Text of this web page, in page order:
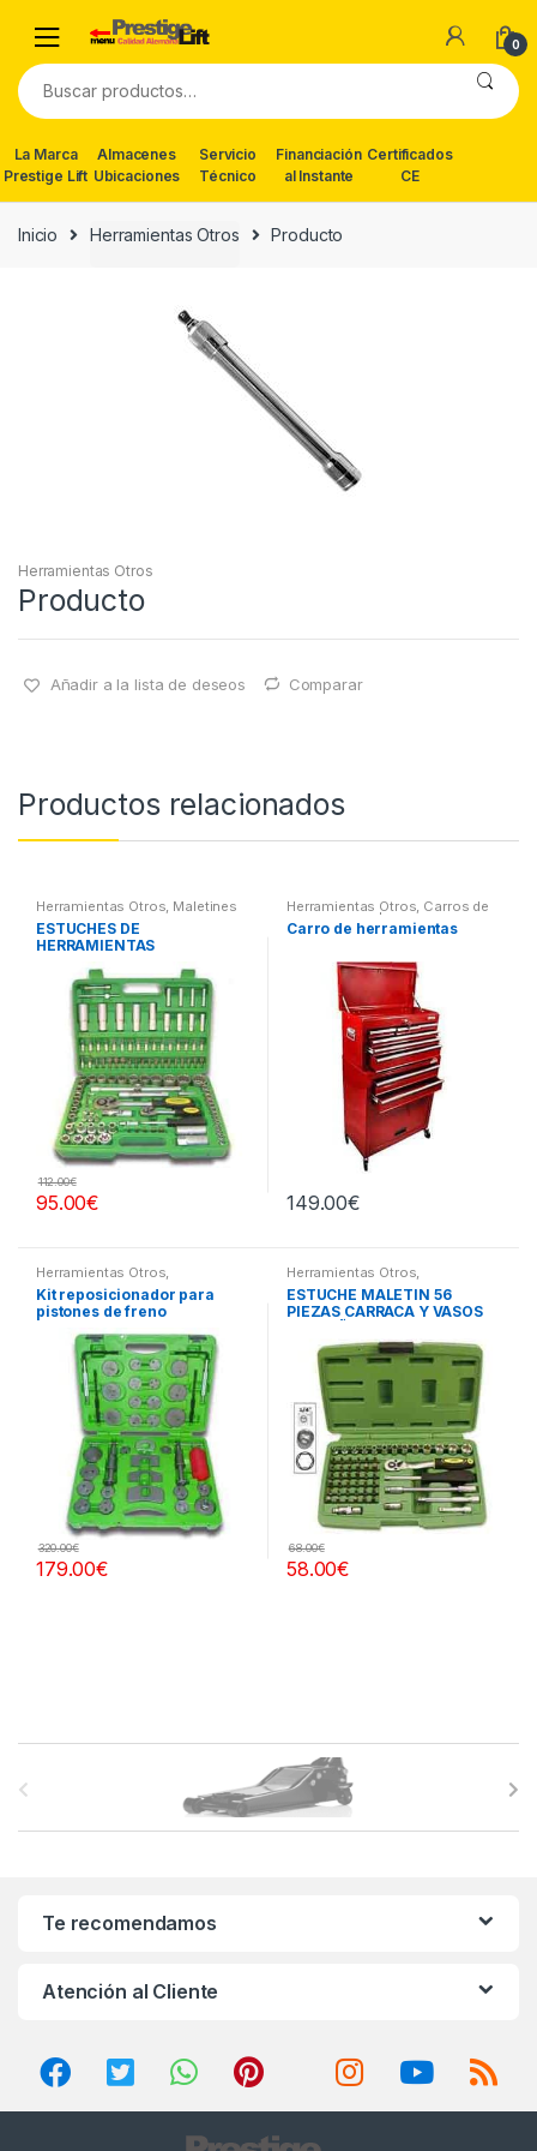
navigation
content
0
Buscar
por:
La Marca
Prestige Lift
Almacenes
Ubicaciones
Servicio
Técnico
Financiación
al Instante
Certificados
CE
Inicio Herramientas Otros Producto
Herramientas Otros
Producto
Añadir a la lista de deseos Comparar
Productos relacionados
Herramientas Otros, Maletines
Herramientas, Extractores,
Compresímetros, otros
ESTUCHES DE
HERRAMIENTAS
95.00€
112.00€
Herramientas Otros, Carros de
Herramientas | Bancos
Carro de herramientas
149.00€
Herramientas Otros,
Herramientas Frenos y
Refrigeración
Kit reposicionador para
pistones de freno
179.00€
320.00€
Herramientas Otros,
Herramientas De Mano,
Herramientas De Mano,
Maletines Herramientas,
Extractores, Compresímetros,
ESTUCHE MALETIN 56
PIEZAS CARRACA Y VASOS
58.00€
68.00€
a
Te recomendamos
Atención al Cliente